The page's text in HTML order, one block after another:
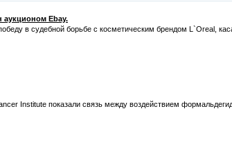
аукционом Ebay.
в судебной борьбе с косметическим брендом L`Oreal,
Institute показали связь между воздействием